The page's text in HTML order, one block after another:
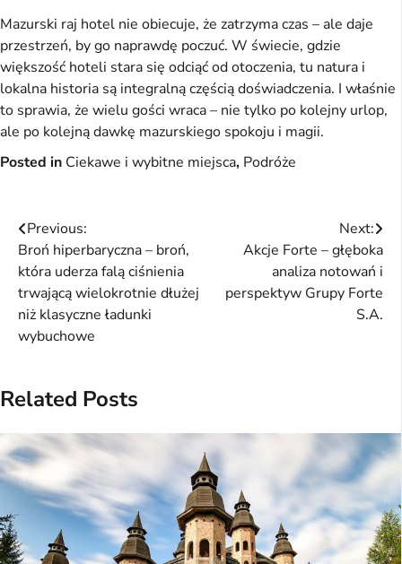
Mazurski raj hotel nie obiecuje, że zatrzyma czas – ale daje
przestrzeń, by go naprawdę poczuć. W świecie, gdzie
większość hoteli stara się odciąć od otoczenia, tu natura i
lokalna historia są integralną częścią doświadczenia. I właśnie
to sprawia, że wielu gości wraca – nie tylko po kolejny urlop,
ale po kolejną dawkę mazurskiego spokoju i magii.
Posted in Ciekawe i wybitne miejsca, Podróże
Nawigacja
wpisu
Previous:
Broń hiperbaryczna – broń,
która uderza falą ciśnienia
trwającą wielokrotnie dłużej
niż klasyczne ładunki
wybuchowe
Next:
Akcje Forte – głęboka
analiza notowań i
perspektyw Grupy Forte
S.A.
Related Posts